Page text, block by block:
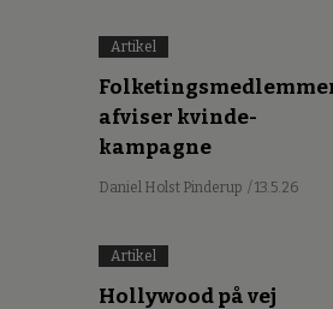
Artikel
afviser kvinde-
kampagne
Daniel Holst Pinderup / 13.5.26
Artikel
Hollywood på vej